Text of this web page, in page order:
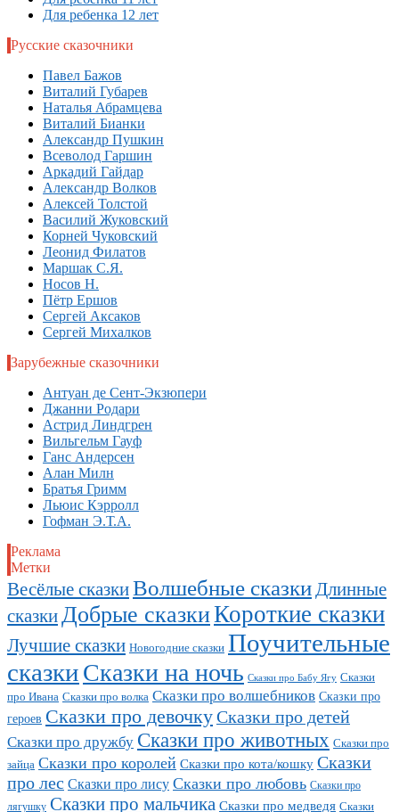
Для ребенка 12 лет
Русские сказочники
Павел Бажов
Виталий Губарев
Наталья Абрамцева
Виталий Бианки
Александр Пушкин
Всеволод Гаршин
Аркадий Гайдар
Александр Волков
Алексей Толстой
Василий Жуковский
Корней Чуковский
Леонид Филатов
Маршак С.Я.
Носов Н.
Пётр Ершов
Сергей Аксаков
Сергей Михалков
Зарубежные сказочники
Антуан де Сент-Экзюпери
Джанни Родари
Астрид Линдгрен
Вильгельм Гауф
Ганс Андерсен
Алан Милн
Братья Гримм
Льюис Кэрролл
Гофман Э.Т.А.
Реклама
Метки
Весёлые сказкиВолшебные сказки Длинные
сказки Добрые сказкиКороткие сказки
Лучшие сказки Новогодние сказки Поучительные
сказкиСказки на ночь Сказки про Бабу Ягу Сказки
про Ивана Сказки про волка Сказки про волшебников Сказки про
героев Сказки про девочкуСказки про детей
Сказки про дружбу Сказки про животных Сказки про
зайца Сказки про королей Сказки про кота/кошку Сказки
про лес Сказки про лису Сказки про любовь Сказки про
лягушку Сказки про мальчика Сказки про медведя Сказки